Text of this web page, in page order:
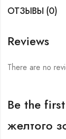
ОТЗЫВЫ (0)
Reviews
There are no
Be the
желтого